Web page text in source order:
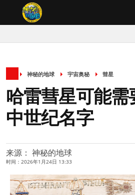
神秘的地球 宇宙奥秘 彗星
哈雷彗星可能
中世纪名字
来源： 神秘的地球
时间：2026年1月24日 13:33